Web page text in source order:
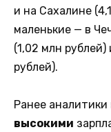
и на Сахалине
маленькие — в
(1,02 млн рублей)
рублей).
Ранее
высокими